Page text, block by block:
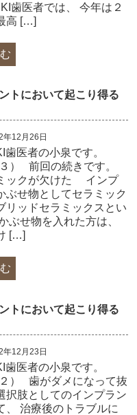
歯医者では、 今年は２
高 […]
トにおいて起こり得る
年12月26日
歯医者の小泉です。
）​ 前回の続きです。
ックが欠けた インプ
ぶせ物としてセラミック
リッドセラミックスとい
ぶせ物を入れた方は、
[…]
トにおいて起こり得る
年12月23日
歯医者の小泉です。
２）​ 歯がダメになって抜
択肢としてのインプラン
、 治療後のトラブルに